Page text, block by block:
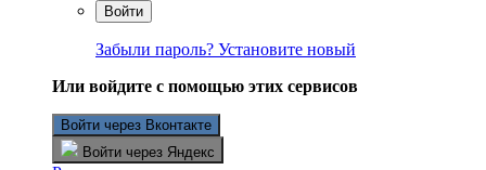
Войти
Забыли пароль? Установите новый
Или войдите с помощью этих сервисов
Войти через Вконтакте
Войти через Яндекс